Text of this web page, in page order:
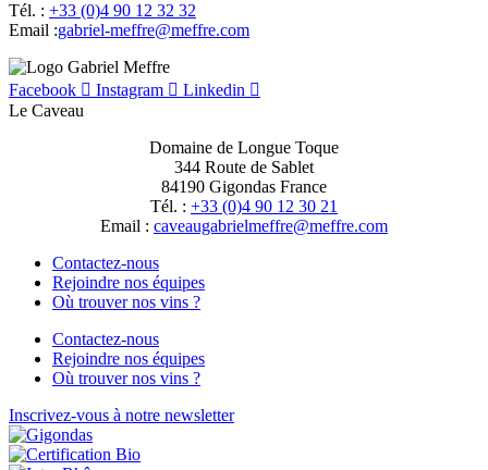
Tél. : +33 (0)4 90 12 32 32
Email :moc.erffem@erffem-leirbag
Facebook Instagram
Linkedin
Le Caveau
Domaine de Longue Toque
344 Route de Sablet
84190 Gigondas France
Tél. : +33 (0)4 90 12 30 21
Email : moc.erffem@erffemleirbaguaevac
Contactez-nous
Rejoindre nos équipes
Où trouver nos vins ?
Contactez-nous
Rejoindre nos équipes
Où trouver nos vins ?
Inscrivez-vous à notre newsletter